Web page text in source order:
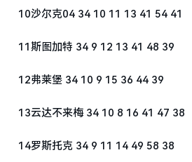
10沙尔克04 34 10 11 13 41 54 41
11斯图加特 34 9 12 13 41 48 39
12弗莱堡 34 10 9 15 36 44 39
13云达不来梅 34 10 8 16 41 47 38
14罗斯托克 34 9 11 14 49 58 38